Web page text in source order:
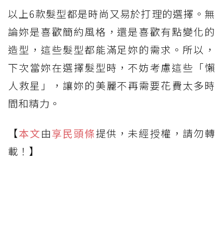
以上6款髮型都是時尚又易於打理的選擇。無
論妳是喜歡簡約風格，還是喜歡有點變化的
造型，這些髮型都能滿足妳的需求。所以，
下次當妳在選擇髮型時，不妨考慮這些「懶
人救星」，讓妳的美麗不再需要花費太多時
間和精力。
【本文由享民頭條提供，未經授權，請勿轉
載！】